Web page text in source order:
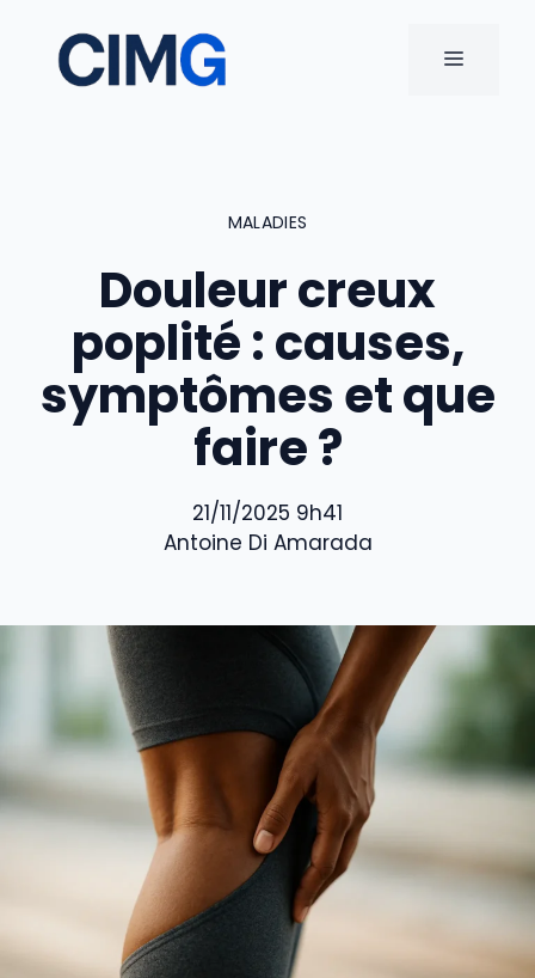
contenu
MENU
MALADIES
Douleur creux
poplité : causes,
symptômes et que
faire ?
21/11/2025 9h41
Antoine Di Amarada